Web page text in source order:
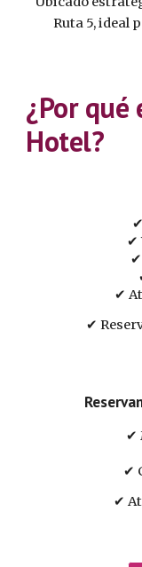
Ruta 5, ideal
¿Por qué
Hotel?
✔
✔
✔
✔
✔
✔